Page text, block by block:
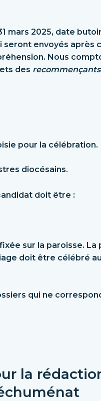
mars 2025, date
seront envoyés
Nous
des recommençants
pour la célébration.
diocésains.
doit être :
sur la paroisse.
doit être célébré
qui ne
la